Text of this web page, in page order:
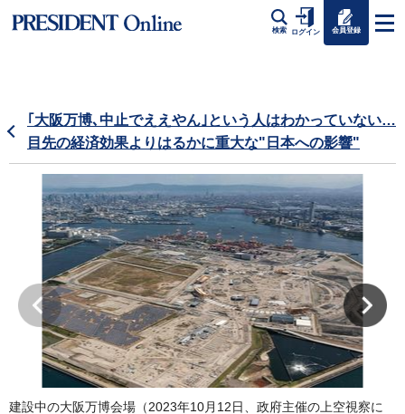
検索 ログイン 会員登録
｢大阪万博､中止でええやん｣という人はわかっていない…
目先の経済効果よりはるかに重大な"日本への影響"
建設中の大阪万博会場（2023年10月12日、政府主催の上空視察に